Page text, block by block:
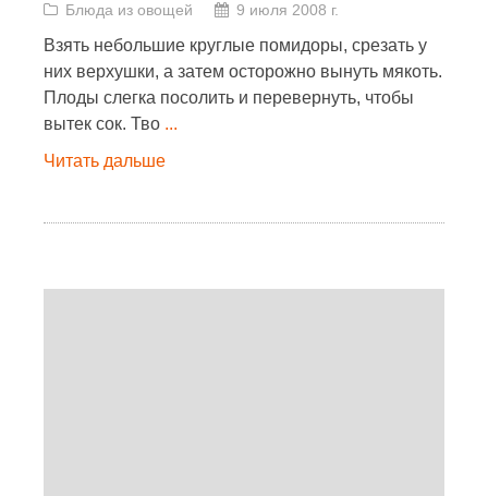
Блюда из овощей 9 июля 2008 г.
Взять небольшие круглые помидоры, срезать у
них верхушки, а затем осторожно вынуть мякоть.
Плоды слегка посолить и перевернуть, чтобы
вытек сок. Тво ...
Читать дальше